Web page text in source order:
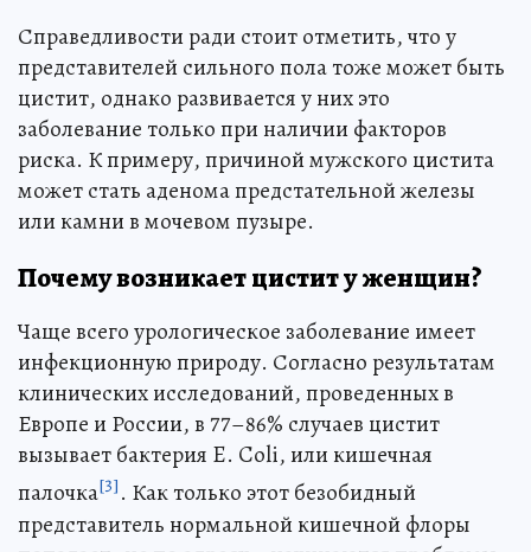
Справедливости ради стоит отметить, что у
представителей сильного пола тоже может быть
цистит, однако развивается у них это
заболевание только при наличии факторов
риска. К примеру, причиной мужского цистита
может стать аденома предстательной железы
или камни в мочевом пузыре.
Почему возникает цистит у женщин?
Чаще всего урологическое заболевание имеет
инфекционную природу. Согласно результатам
клинических исследований, проведенных в
Европе и России, в 77–86% случаев цистит
вызывает бактерия E. Coli, или кишечная
палочка[3]. Как только этот безобидный
представитель нормальной кишечной флоры